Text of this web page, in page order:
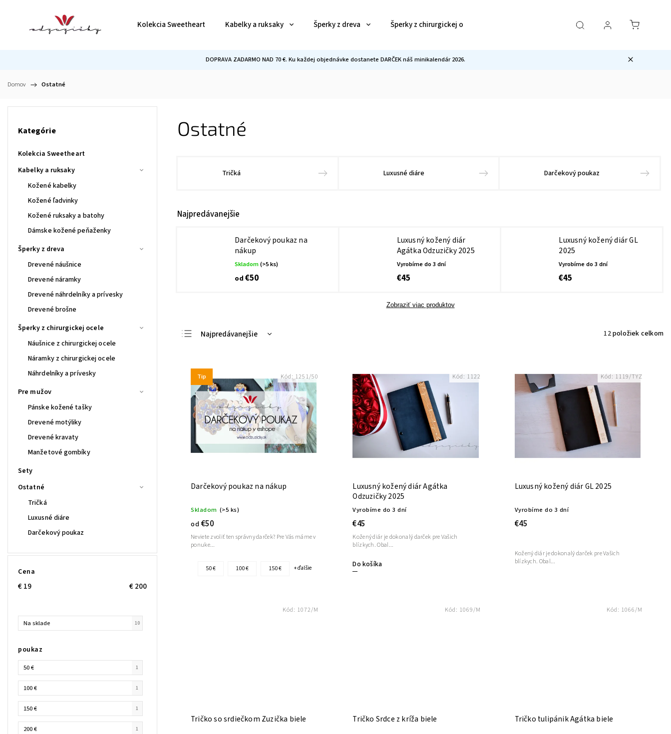
Kolekcia Sweetheart Kabelky a ruksaky Šperky z dreva Šperky z chirurgickej ocele Sety Ostatné
DOPRAVA ZADARMO NAD 70 €. Ku každej objednávke dostanete DARČEK náš minikalendár 2026.
Domov / Ostatné
Kategórie
Kolekcia Sweetheart
Kabelky a ruksaky
Kožené kabelky
Kožené ľadvinky
Kožené ruksaky a batohy
Dámske kožené peňaženky
Šperky z dreva
Drevené náušnice
Drevené náramky
Drevené náhrdelníky a prívesky
Drevené brošne
Šperky z chirurgickej ocele
Náušnice z chirurgickej ocele
Náramky z chirurgickej ocele
Náhrdelníky a prívesky
Pre mužov
Pánske kožené tašky
Drevené motýliky
Drevené kravaty
Manžetové gombíky
Sety
Ostatné
Tričká
Luxusné diáre
Darčekový poukaz
Cena
€19 €200
Na sklade 10
poukaz
50 € 1
100 € 1
150 € 1
200 € 1
Ostatné
Tričká Luxusné diáre Darčekový poukaz
Najpredávanejšie
Darčekový poukaz na
nákup
Skladom(>5 ks)
od €50
Luxusný kožený diár
Agátka Odzuzičky 2025
Vyrobíme do 3 dní
€45
Luxusný kožený diár GL
2025
Vyrobíme do 3 dní
€45
Zobraziť viac produktov
Najpredávanejšie
Najdrahšie
Abecedne
12položiek celkom
Tip
Darčekový poukaz na nákup
Skladom (>5 ks)
od €50
Neviete zvoliť ten správny darček? Pre Vás máme v
ponuke...
50 € 100 € 150 € + ďalšie
Kód:1251/50
Luxusný kožený diár Agátka
Odzuzičky 2025
Vyrobíme do 3 dní
€45
Do košíka
Kožený diár je dokonalý darček pre Vašich
blízkych. Obal...
Kód: 1122
Luxusný kožený diár GL 2025
Vyrobíme do 3 dní
€45
Kožený diár je dokonalý darček pre Vašich
blízkych. Obal...
Kód: 1119/TYZ
Tričko so srdiečkom Zuzička biele
Kód: 1072/M
Tričko Srdce z kríža biele
Kód: 1069/M
Tričko tulipánik Agátka biele
Kód: 1066/M